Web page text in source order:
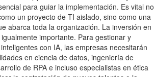
para guiar la implementación. Es vital no
un proyecto de TI aislado, sino como una
abarca toda la organización. La inversión en
importante. Para gestionar y
con IA, las empresas necesitarán
en ciencia de datos, ingeniería de
de RPA e incluso especialistas en ética